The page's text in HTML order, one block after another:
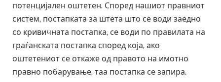
потенцијален оштетен. Според нашиот правниот
систем, постапката за штета што се води заедно
со кривичната постапка, се води по правилата на
граѓанската постапка според која, ако
оштетениот се откаже од правото на имотно
правно побарување, таа постапка се запира.